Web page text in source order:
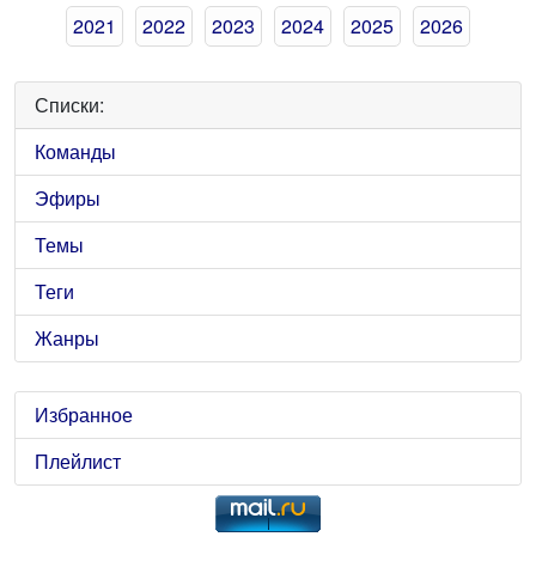
2021
2022 2023 2024 2025 2026
Списки:
Команды
Эфиры
Темы
Теги
Жанры
Избранное
Плейлист